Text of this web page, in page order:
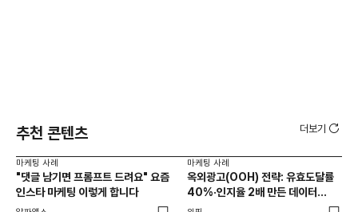
추천 콘텐츠 더보기
마케팅 사례
"댓글 남기면 프롬프트 드려요" 요즘
인스타 마케팅 이렇게 합니다
마케팅 사례
옥외광고(OOH) 전략: 유효도달률
40%·인지율 2배 만든 데이터
활용법 | 애드타입 양승만 이사